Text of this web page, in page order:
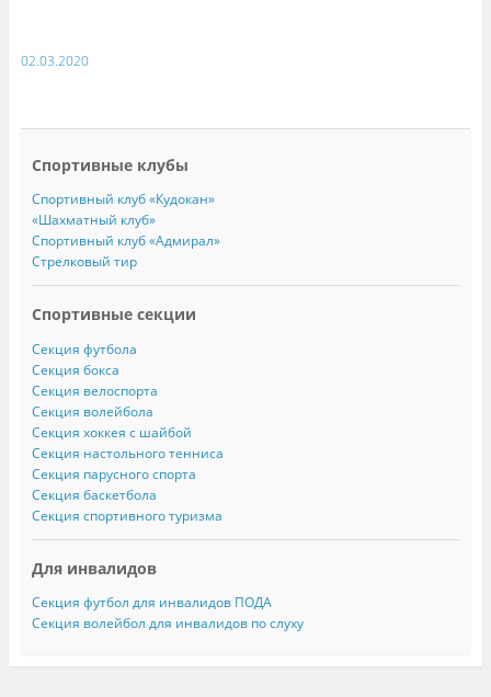
02.03.2020
Спортивные клубы
Спортивный клуб «Кудокан»
«Шахматный клуб»
Спортивный клуб «Адмирал»
Стрелковый тир
Спортивные секции
Секция футбола
Секция бокса
Секция велоспорта
Секция волейбола
Секция хоккея с шайбой
Секция настольного тенниса
Секция парусного спорта
Секция баскетбола
Секция спортивного туризма
Для инвалидов
Секция футбол для инвалидов ПОДА
Секция волейбол для инвалидов по слуху